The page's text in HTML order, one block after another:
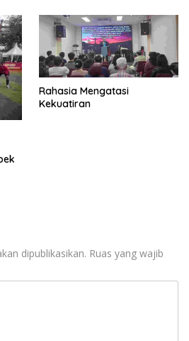
Rahasia Mengatasi
Kekuatiran
dipublikasikan. Ruas yang wajib